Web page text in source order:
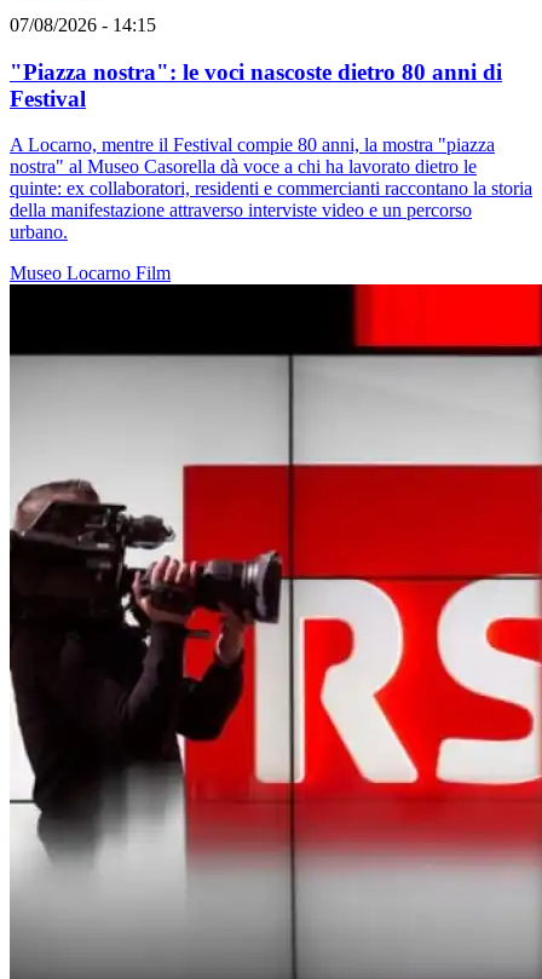
07/08/2026 - 14:15
"Piazza nostra": le voci nascoste dietro 80 anni di
Festival
A Locarno, mentre il Festival compie 80 anni, la mostra "piazza
nostra" al Museo Casorella dà voce a chi ha lavorato dietro le
quinte: ex collaboratori, residenti e commercianti raccontano la storia
della manifestazione attraverso interviste video e un percorso
urbano.
Museo Locarno Film